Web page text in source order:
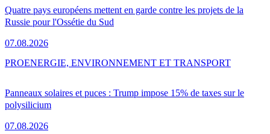
Quatre pays européens mettent en garde contre les projets de la
Russie pour l'Ossétie du Sud
07.08.2026
Panneaux solaires et puces : Trump impose 15% de taxes sur le
polysilicium
07.08.2026
PROENERGIE, ENVIRONNEMENT ET TRANSPORT